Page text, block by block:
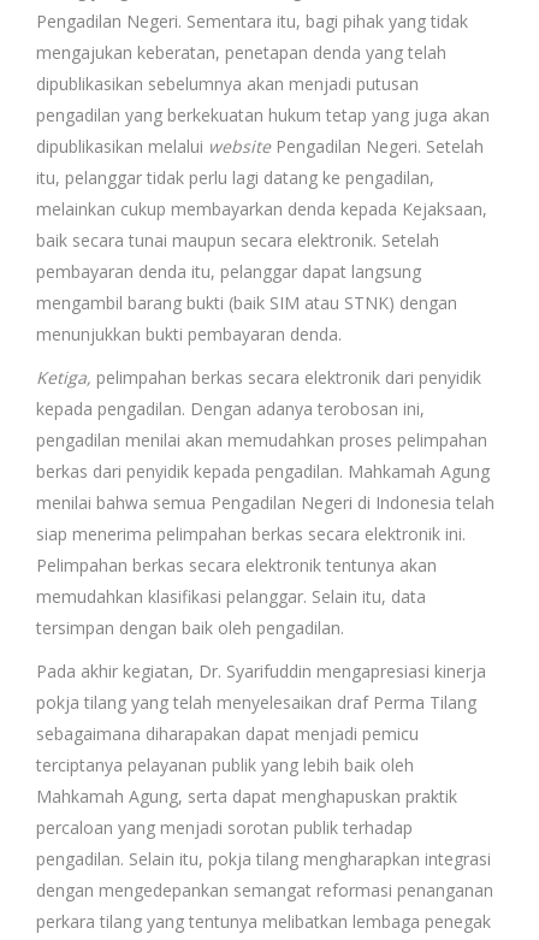
Pengadilan Negeri. Sementara itu, bagi pihak yang tidak
mengajukan keberatan, penetapan denda yang telah
dipublikasikan sebelumnya akan menjadi putusan
pengadilan yang berkekuatan hukum tetap yang juga akan
dipublikasikan melalui website Pengadilan Negeri. Setelah
itu, pelanggar tidak perlu lagi datang ke pengadilan,
melainkan cukup membayarkan denda kepada Kejaksaan,
baik secara tunai maupun secara elektronik. Setelah
pembayaran denda itu, pelanggar dapat langsung
mengambil barang bukti (baik SIM atau STNK) dengan
menunjukkan bukti pembayaran denda.
Ketiga, pelimpahan berkas secara elektronik dari penyidik
kepada pengadilan. Dengan adanya terobosan ini,
pengadilan menilai akan memudahkan proses pelimpahan
berkas dari penyidik kepada pengadilan. Mahkamah Agung
menilai bahwa semua Pengadilan Negeri di Indonesia telah
siap menerima pelimpahan berkas secara elektronik ini.
Pelimpahan berkas secara elektronik tentunya akan
memudahkan klasifikasi pelanggar. Selain itu, data
tersimpan dengan baik oleh pengadilan.
Pada akhir kegiatan, Dr. Syarifuddin mengapresiasi kinerja
pokja tilang yang telah menyelesaikan draf Perma Tilang
sebagaimana diharapakan dapat menjadi pemicu
terciptanya pelayanan publik yang lebih baik oleh
Mahkamah Agung, serta dapat menghapuskan praktik
percaloan yang menjadi sorotan publik terhadap
pengadilan. Selain itu, pokja tilang mengharapkan integrasi
dengan mengedepankan semangat reformasi penanganan
perkara tilang yang tentunya melibatkan lembaga penegak